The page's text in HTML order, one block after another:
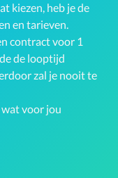
kiezen, heb je de
en tarieven.
contract voor 1
de looptijd
zal je nooit te
voor jou